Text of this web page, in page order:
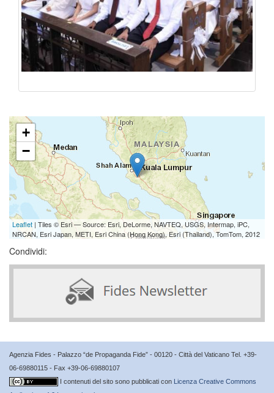
+
−
Leaflet | Tiles © Esri — Source: Esri, DeLorme, NAVTEQ, USGS, Intermap, iPC,
NRCAN, Esri Japan, METI, Esri China (Hong Kong), Esri (Thailand), TomTom, 2012
Condividi:
Agenzia Fides - Palazzo “de Propaganda Fide” - 00120 - Città del Vaticano Tel. +39-
06-69880115 - Fax +39-06-69880107
I contenuti del sito sono pubblicati con Licenza Creative Commons